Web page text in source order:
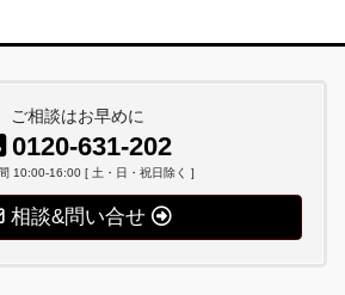
ご相談はお早めに
0120-631-202
10:00-16:00 [ 土・日・祝日除く ]
相談&問い合せ